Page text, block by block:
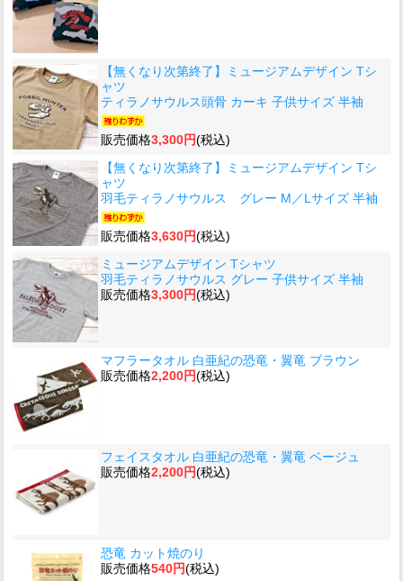
【無くなり次第終了】ミュージアムデザイン Tシ
ャツ
ティラノサウルス頭骨 カーキ 子供サイズ 半袖
販売価格3,300円(税込)
【無くなり次第終了】ミュージアムデザイン Tシ
ャツ
羽毛ティラノサウルス グレー M／Lサイズ 半袖
販売価格3,630円(税込)
ミュージアムデザイン Tシャツ
羽毛ティラノサウルス グレー 子供サイズ 半袖
販売価格3,300円(税込)
マフラータオル 白亜紀の恐竜・翼竜 ブラウン
販売価格2,200円(税込)
フェイスタオル 白亜紀の恐竜・翼竜 ベージュ
販売価格2,200円(税込)
恐竜 カット焼のり
販売価格540円(税込)